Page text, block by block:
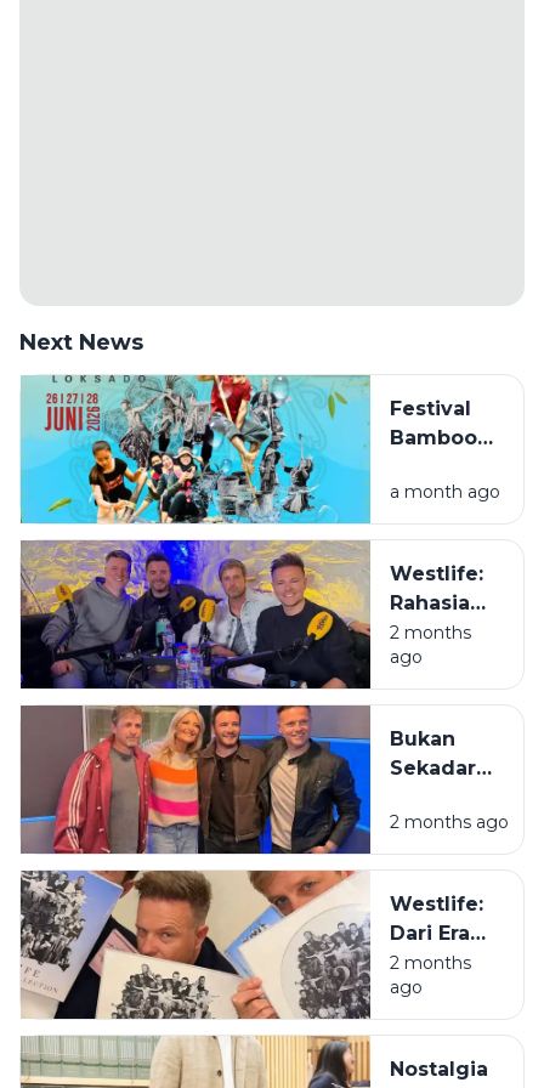
Next News
Festival
Bamboo
Loksado
2026,
Menyusuri
Sungai
Amandit
dengan
Rakit Bambu
di
Pegunungan
a month ago
Westlife:
Rahasia
Kenapa
Mas-Mas
Irlandia Ini
Juara di
Hati Kita
2 months
ago
Bukan
Sekadar
Westlife
Adalah
Tongkrongan
yang
Menolak
Bubar
2 months ago
Westlife:
Dari Era
Bangku
Lipat ke
Era Bapak-
Estetik
2 months
ago
Nostalgia